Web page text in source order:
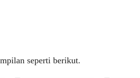
seperti berikut.